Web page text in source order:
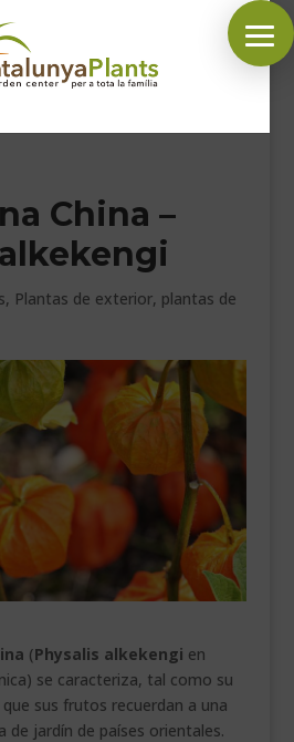
SÍGUENOS EN:
China –
, Plantas de exterior, plantas de
(Physalis alkekengi en
se caracteriza, tal como su
sus frutos recuerdan a una
de jardín de países orientales.